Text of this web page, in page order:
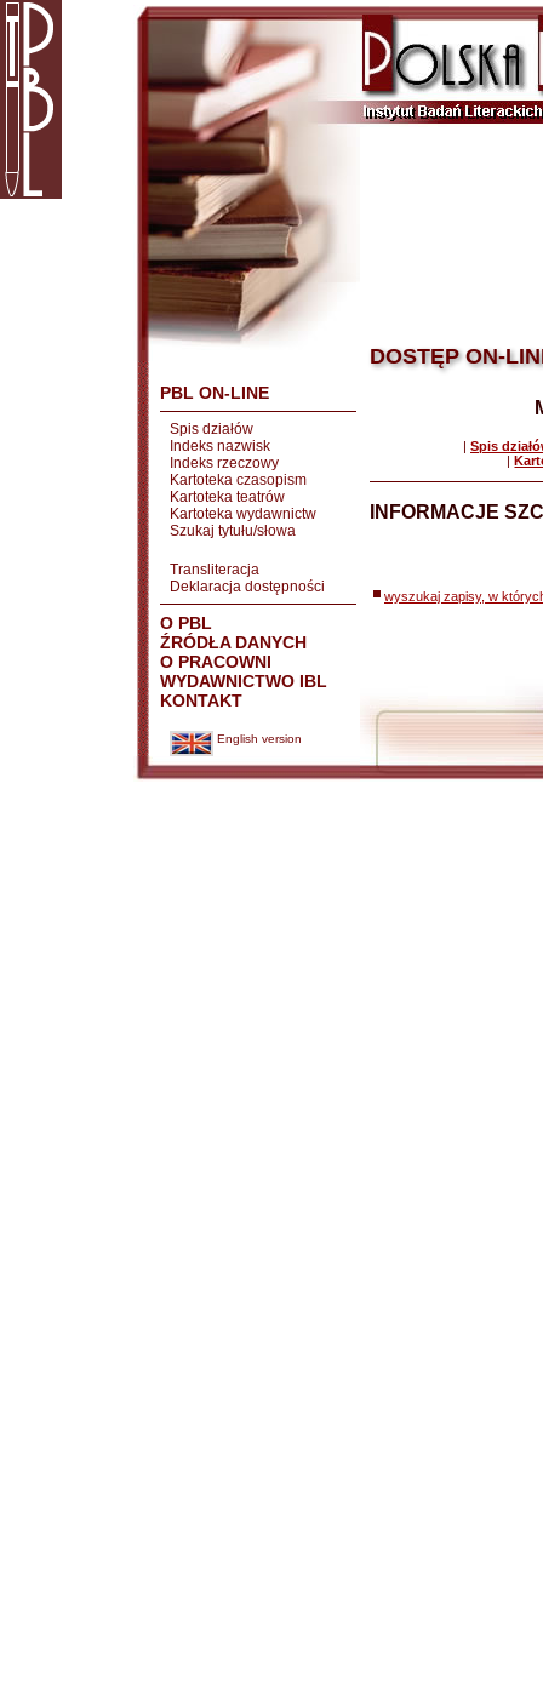
PBL ON-LINE
Spis działów
Indeks nazwisk
Indeks rzeczowy
Kartoteka czasopism
Kartoteka teatrów
Kartoteka wydawnictw
Szukaj tytułu/słowa
Transliteracja
Deklaracja dostępności
O PBL
ŹRÓDŁA DANYCH
O PRACOWNI
WYDAWNICTWO IBL
KONTAKT
English version
DOSTĘP ON-
| Spis
|
INFORMACJE
wyszukaj zapisy, w